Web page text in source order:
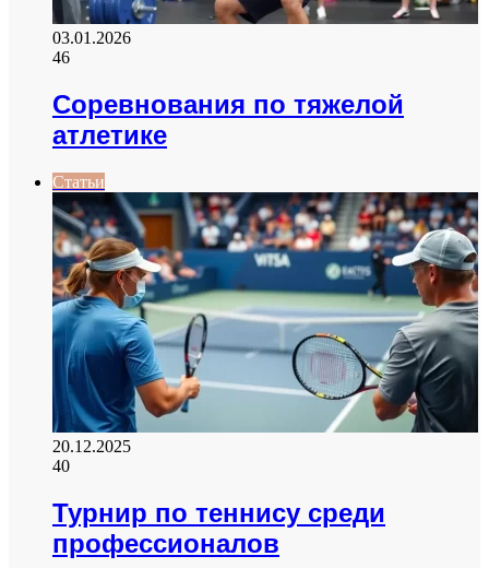
03.01.2026
46
Соревнования по тяжелой
атлетике
Статьи
20.12.2025
40
Турнир по теннису среди
профессионалов